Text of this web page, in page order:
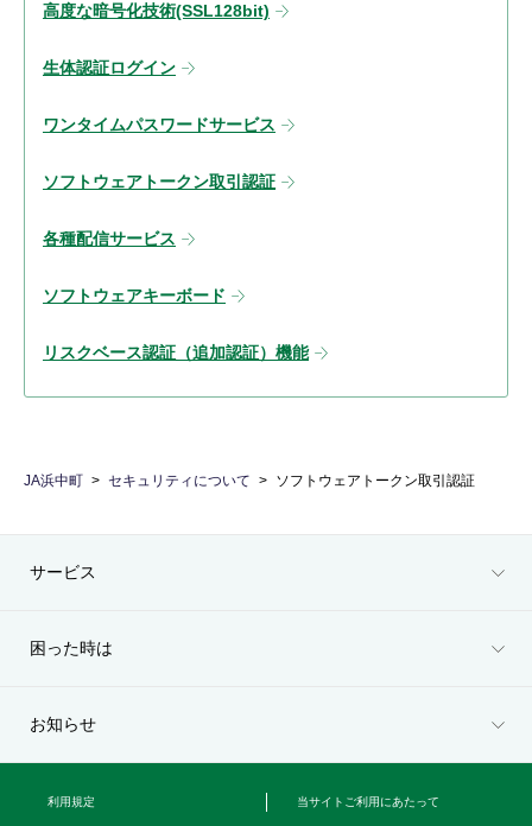
高度な暗号化技術(SSL128bit)
生体認証ログイン
ワンタイムパスワードサービス
ソフトウェアトークン取引認証
各種配信サービス
ソフトウェアキーボード
リスクベース認証（追加認証）機能
JA浜中町 セキュリティについて ソフトウェアトークン取引認証
サービス
困った時は
お知らせ
利用規定 当サイトご利用にあたって